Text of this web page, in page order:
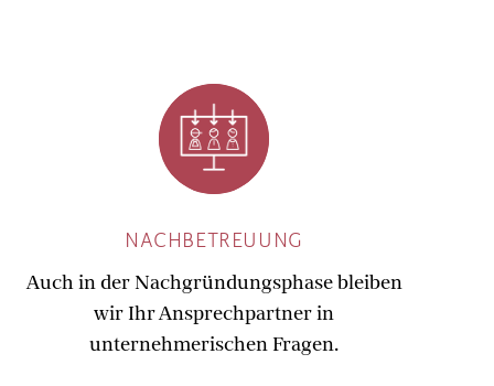
NACHBETREUUNG
Auch in der Nachgründungsphase bleiben
wir Ihr Ansprechpartner in
unternehmerischen Fragen.